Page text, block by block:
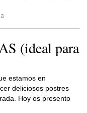
(ideal para
estamos en
deliciosos postres
Hoy os presento